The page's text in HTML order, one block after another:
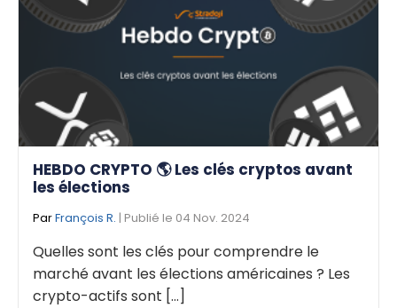
HEBDO CRYPTO 🌎 Les clés cryptos avant
les élections
ParFrançois R. | Publié le 04 Nov. 2024
Quelles sont les clés pour comprendre le
marché avant les élections américaines ? Les
crypto-actifs sont [...]